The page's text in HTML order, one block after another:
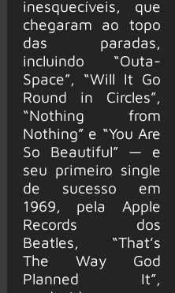
inesquecíveis, que
chegaram ao topo
das paradas,
incluindo “Outa-
Space”, “Will It Go
Round in Circles”,
“Nothing from
Nothing” e “You Are
So Beautiful” — e
seu primeiro single
de sucesso em
1969, pela Apple
Records dos
Beatles, “That’s
The Way God
Planned It”,